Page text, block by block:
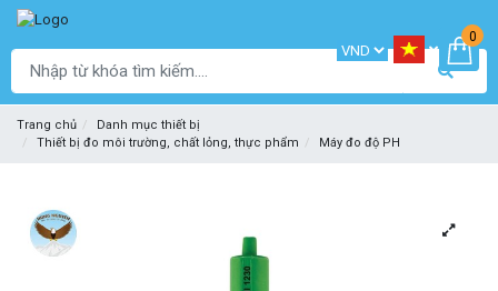
0
Trang chủ
Danh mục thiết bị
Thiết bị đo môi trường, chất lỏng, thực phẩm
Máy đo độ PH